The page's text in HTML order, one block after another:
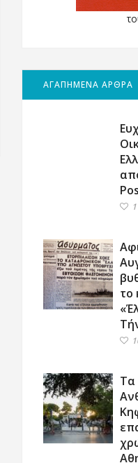
ΑΓΑΠΗΜΕΝΑ ΑΡΘΡΑ
το
Τα